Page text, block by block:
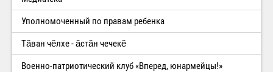
Уполномоченный по правам ребенка
Тăван чĕлхе - ăстăн чечекĕ
Военно-патриотический клуб «Вперед, юнармейцы!»